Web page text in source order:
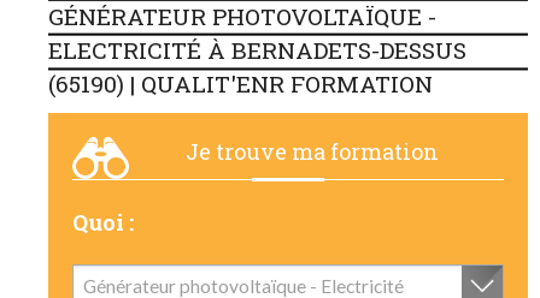
GÉNÉRATEUR PHOTOVOLTAÏQUE -
ELECTRICITÉ À BERNADETS-DESSUS
(65190) | QUALIT'ENR FORMATION
Je trouve ma formation
Quoi :
Générateur photovoltaïque - Electricité